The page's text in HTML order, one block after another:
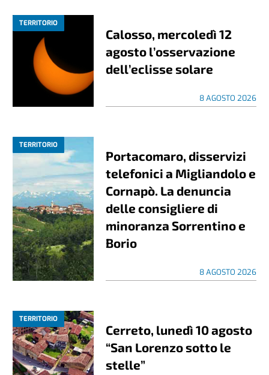
TERRITORIO
Calosso, mercoledì 12
agosto l’osservazione
dell’eclisse solare
8 AGOSTO 2026
TERRITORIO
Portacomaro, disservizi
telefonici a Migliandolo e
Cornapò. La denuncia
delle consigliere di
minoranza Sorrentino e
Borio
8 AGOSTO 2026
TERRITORIO
Cerreto, lunedì 10 agosto
“San Lorenzo sotto le
stelle”